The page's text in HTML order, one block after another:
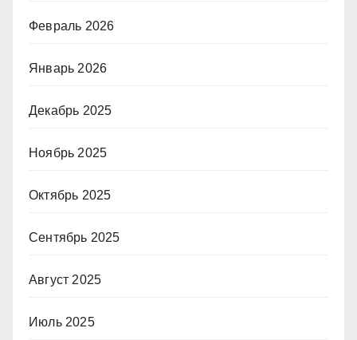
Февраль 2026
Январь 2026
Декабрь 2025
Ноябрь 2025
Октябрь 2025
Сентябрь 2025
Август 2025
Июль 2025